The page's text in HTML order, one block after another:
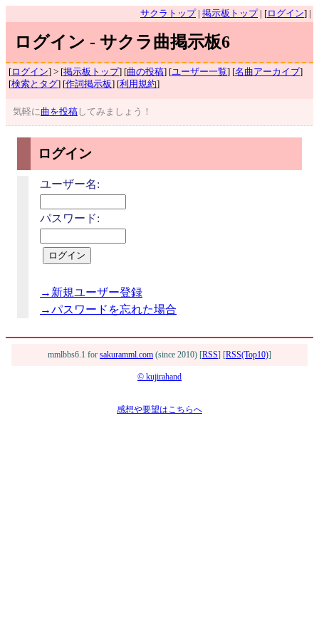
サクラトップ 掲示板トップ | [ログイン] |
ログイン - サクラ曲掲示板6
[ログイン] > [掲示板トップ] [曲の投稿] [ユーザー一覧] [名曲アーカイブ]
[検索とタグ] [作詞掲示板] [利用規約]
気軽に曲を投稿 してみましょう！
ログイン
ユーザー名:
パスワード:
→新規ユーザー登録
→パスワードを忘れた場合
mmlbbs6.1 for sakuramml.com (since 2010) [RSS] [RSS(Top10)]
© kujirahand
感想や要望はこちらへ